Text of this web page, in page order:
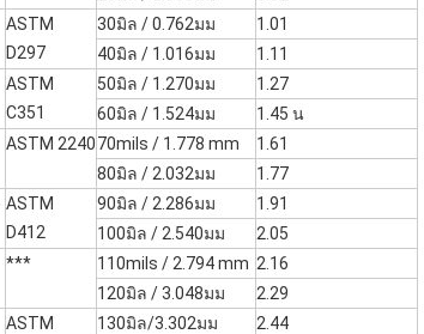
ASTM
D297
30มิล / 0.762มม
1.01
40มิล / 1.016มม
1.11
ASTM
C351
50มิล / 1.270มม
1.27
60มิล / 1.524มม
1.45 น
ASTM 224070mils / 1.778 mm
1.61
80มิล / 2.032มม
1.77
ASTM
D412
90มิล / 2.286มม
1.91
100มิล / 2.540มม
2.05
*** 110mils / 2.794 mm 2.16
120มิล / 3.048มม
2.29
ASTM
130มิล/3.302มม
2.44